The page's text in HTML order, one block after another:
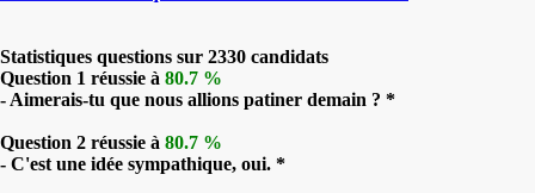
Statistiques questions sur 2330 candidats
Question 1 réussie à 80.7 %
- Aimerais-tu que nous allions patiner demain ? *
Question 2 réussie à 80.7 %
- C'est une idée sympathique, oui. *